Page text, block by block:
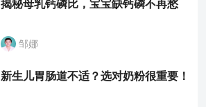
揭秘母乳钙磷比，宝宝缺钙磷不再愁
邹娜
新生儿胃肠道不适？选对奶粉很重要！